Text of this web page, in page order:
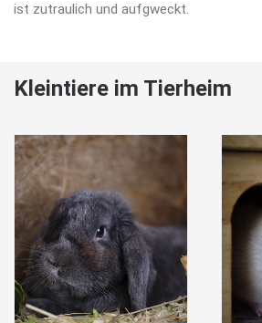
ist zutraulich und aufgweckt.
Kleintiere im Tierheim